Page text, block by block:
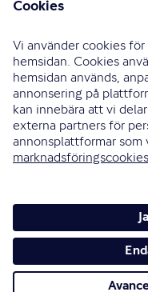
Jobba hos oss
Press och media
Investor relations
Samarbetspartners
0771-326 326
Bli uppringd
Skriv till oss
Instagram
Cookies och säkerhet
Hantering av personuppgifter
Tillgänglighetsredogörelse